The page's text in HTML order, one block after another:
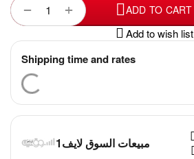
+
− ADD TO CART
Add to wish list
Shipping time and rates
مبيعات السوق لايف1